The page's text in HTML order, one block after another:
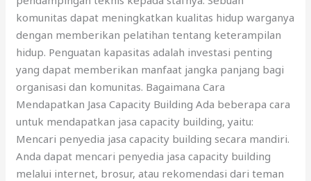
komunitas dapat meningkatkan kualitas hidup warganya
dengan memberikan pelatihan tentang keterampilan
hidup. Penguatan kapasitas adalah investasi penting
yang dapat memberikan manfaat jangka panjang bagi
organisasi dan komunitas. Bagaimana Cara
Mendapatkan Jasa Capacity Building Ada beberapa cara
untuk mendapatkan jasa capacity building, yaitu:
Mencari penyedia jasa capacity building secara mandiri.
Anda dapat mencari penyedia jasa capacity building
melalui internet, brosur, atau rekomendasi dari teman